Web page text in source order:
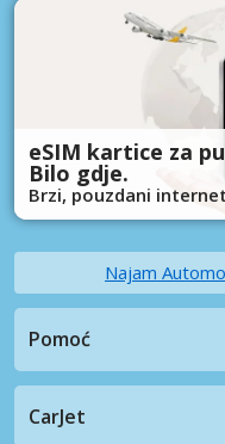
eSIM kartice za
Bilo gdje.
Brzi, pouzdani internet
Najam
Pomoć
CarJet